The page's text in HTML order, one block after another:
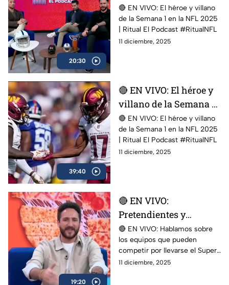
20:30
en la NFL 2025 | Ritual
El Podcast
🔴 EN VIVO: El héroe y villano
de la Semana 1 en la NFL 2025
| Ritual El Podcast #RitualNFL
11 diciembre, 2025
39:40
🔴 EN VIVO: El héroe y
villano de la Semana 1
en la NFL 2025 | Ritual
El Podcast
🔴 EN VIVO: El héroe y villano
de la Semana 1 en la NFL 2025
| Ritual El Podcast #RitualNFL
11 diciembre, 2025
19:20
🔴 EN VIVO:
Pretendientes y
contendientes | Dallas
visita Detroit |
Presentado por Little
🔴 EN VIVO: Hablamos sobre
los equipos que pueden
competir por llevarse el Super
Bowl y los que aspiran a llegar
11 diciembre, 2025